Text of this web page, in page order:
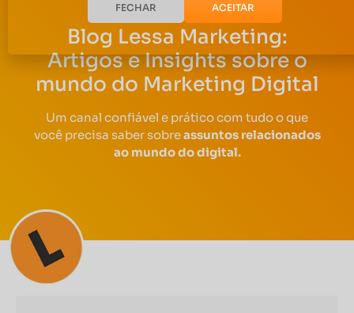
Blog Lessa Marketing:
Artigos e Insights sobre o
mundo do Marketing Digital
Um canal confiável e prático com tudo o que
você precisa saber sobreassuntos relacionados
ao mundo do digital.
FECHAR ACEITAR